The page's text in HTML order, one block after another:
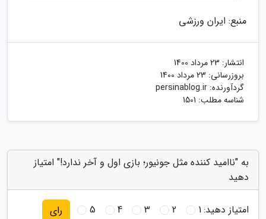
منبع: ایران ورزشی
انتشار: 23 مرداد 1400
بروزرسانی: 23 مرداد 1400
گردآورنده: persinablog.ir
شناسه مطلب: 1501
به "ناامید کننده مثل جونیور؛ بازی اول و آخر ندارد!" امتیاز
دهید
امتیاز دهید:1
2
3
4
5 رای